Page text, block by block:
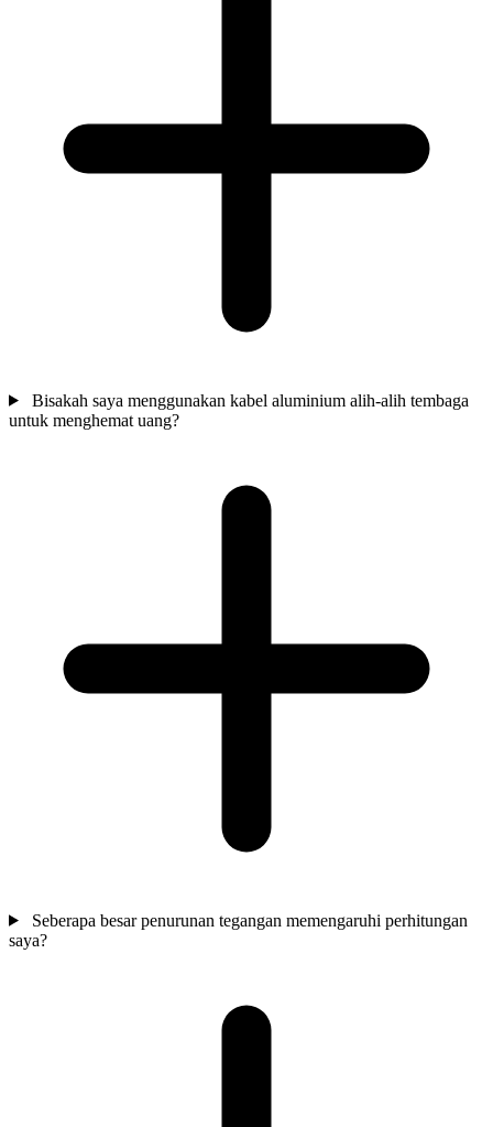
Bisakah saya menggunakan kabel aluminium alih-alih tembaga
untuk menghemat uang?
Seberapa besar penurunan tegangan memengaruhi perhitungan
saya?